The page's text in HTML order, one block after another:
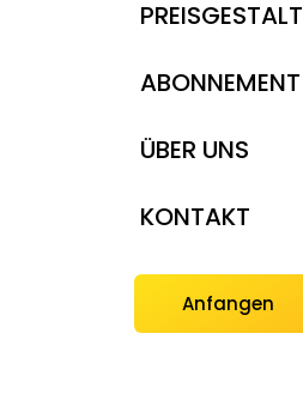
ÜBER UNS
KONTAKT
Anfangen